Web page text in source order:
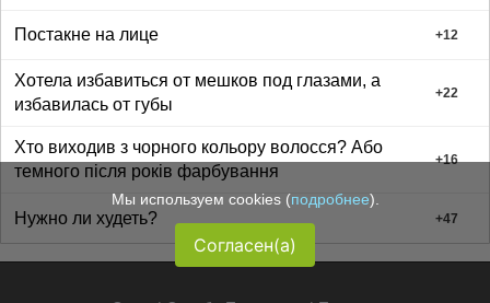
Постакне на лице +12
Хотела избавиться от мешков под глазами, а
избавилась от губы
+22
Хто виходив з чорного кольору волосся? Або
темного після років фарбування
+16
Нужно ли худеть? +47
Мы используем cookies (подробнее).
Согласен(а)